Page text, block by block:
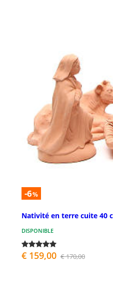
-6%
Nativité en terre cuite 40
DISPONIBLE
€ 159,00 € 170,00